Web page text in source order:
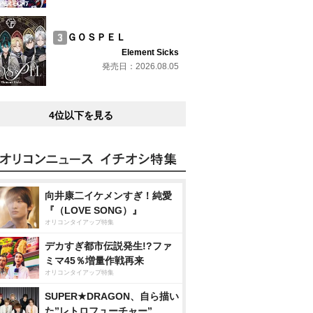
ＧＯＳＰＥＬ
Element Sicks
発売日：2026.08.05
4位以下を見る
向井康二イケメンすぎ！純愛
『（LOVE SONG）』
オリコンタイアップ特集
デカすぎ都市伝説発生!?ファ
ミマ45％増量作戦再来
オリコンタイアップ特集
SUPER★DRAGON、自ら描い